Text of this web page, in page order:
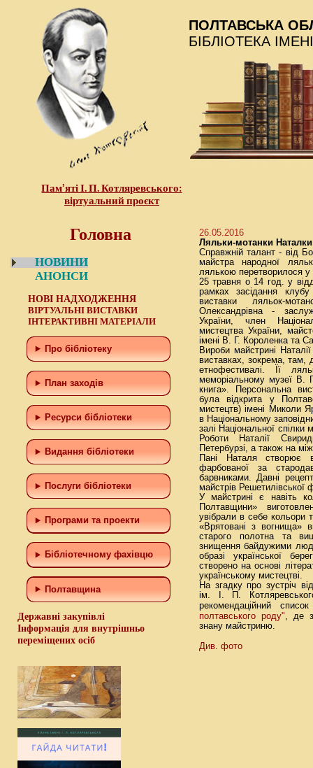
Пам’яті І. П. Котляревського:
віртуальний проєкт
ПОЛТАВСЬКА
БІБЛІОТЕКА
Головна
НОВИНИ
АНОНСИ
НОВІ НАДХОДЖЕННЯ
ВІРТУАЛЬНІ ВИСТАВКИ
ІНТЕРАКТИВНІ МАТЕРІАЛИ
Про бібліотеку
План заходів
Ресурси бібліотеки
Видання бібліотеки
Послуги бібліотеки
Програми та проекти
Бiблiотечному фахiвцю
Полтавщина
Державні закупівлі
Інформація для внутрішньо
переміщених осіб
26.05.2016
Ляльки-мотанки
Справжній талант - від
майстра народної
лялькою перетворилося у
25 травня о 14 год. у
рамках засідання
виставки ляльок-
Олександрівна -
України, член
мистецтва України,
імені В. Г. Короленка та
Вироби майстрині
виставках, зокрема, там,
етнофестивалі. Її
меморіальному музеї В.
книга». Персональна
була відкрита у
мистецтв) імені Миколи
в Національному
залі Національної спілки
Роботи Наталії
Петербурзі, а також на
Пані Наталя створює
фарбованої за
барвниками. Давні
майстрів Решетилівської
У майстрині є навіть
Полтавщини»
увібрали в себе кольори
«Врятовані з вогнища»
старого полотна та
знищення байдужими
образі української
створено на основі
українському мистецтві.
На згадку про зустріч
ім. І. П.
рекомендаційний
полтавського роду", де
знану майстриню.
Див. фото